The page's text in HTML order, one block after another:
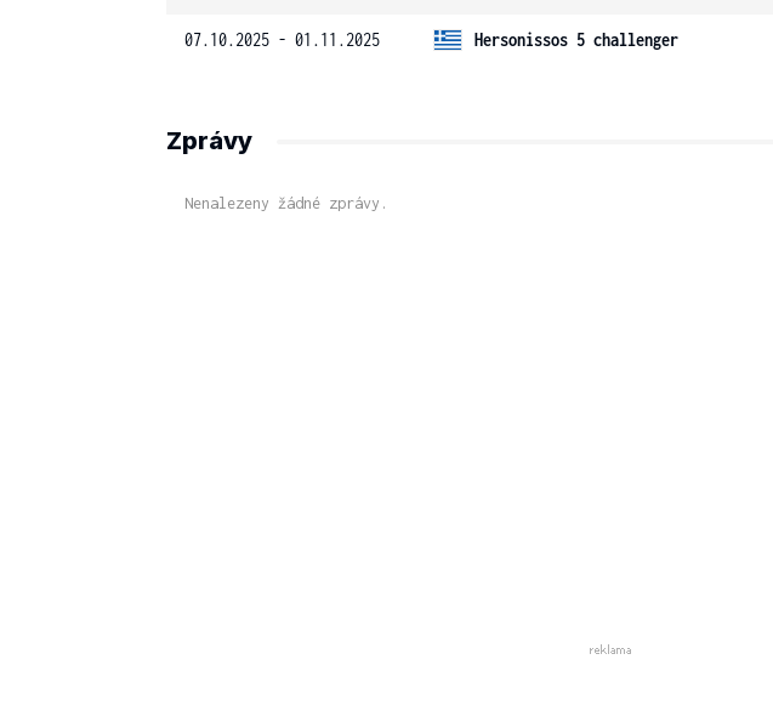
07.10.2025 - 01.11.2025 Hersonissos 5 challenger
Zprávy
Nenalezeny žádné zprávy.